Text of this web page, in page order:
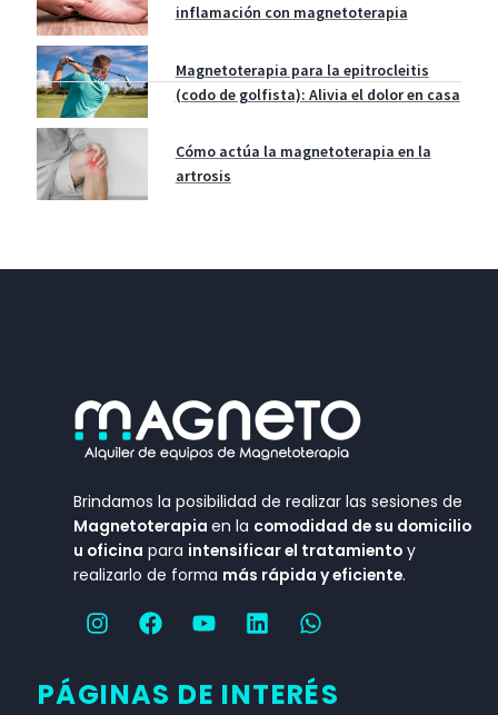
inflamación con magnetoterapia
Magnetoterapia para la epitrocleitis
(codo de golfista): Alivia el dolor en casa
Cómo actúa la magnetoterapia en la
artrosis
Brindamos la posibilidad de realizar las sesiones de
Magnetoterapia en la comodidad de su domicilio
u oficina para intensificar el tratamiento y
realizarlo de forma más rápida y eficiente.
PÁGINAS DE INTERÉS